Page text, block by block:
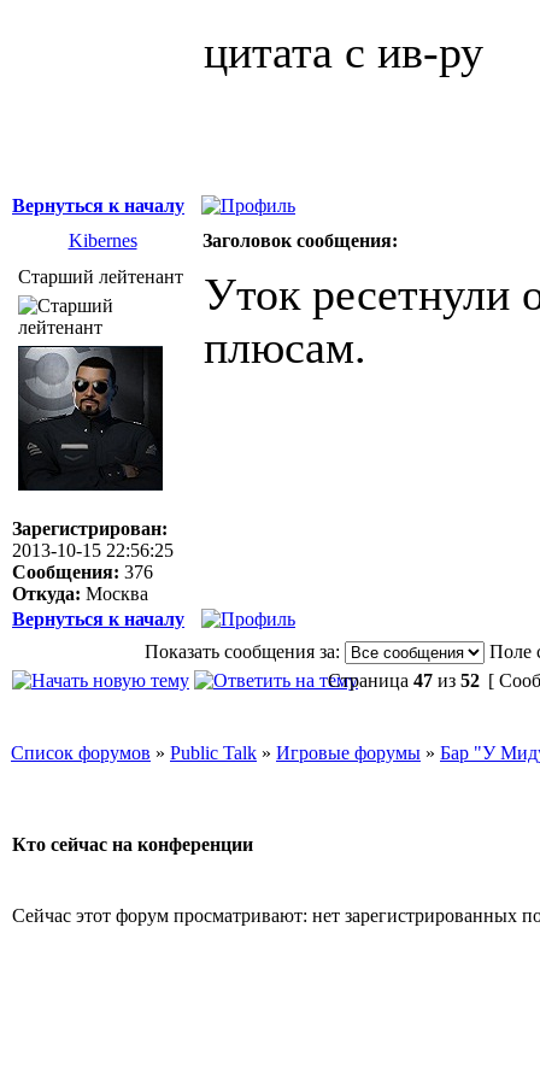
цитата с ив-ру
Вернуться к началу
Kibernes
Заголовок сообщения:
Старший лейтенант
Зарегистрирован:
2013-10-15 22:56:25
Сообщения: 376
Откуда: Москва
Уток ресетнули
плюсам.
Вернуться к началу
Показать сообщения за:
Поле
Страница 47 из 52 [
Список форумов » Public Talk » Игровые форумы » Бар "У
Кто сейчас на конференции
Сейчас этот форум просматривают: нет зарегистрированных